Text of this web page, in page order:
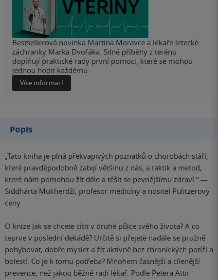
Bestsellerová novinka Martina Moravce a lékaře letecké
záchranky Marka Dvořáka. Silné příběhy z terénu
doplňují praktické rady první pomoci, které se mohou
jednou hodit každému.
Více informací
Popis
„Tato kniha je plná překvapivých poznatků o chorobách stáří,
které pravděpodobně zabijí většinu z nás, a taktik a metod,
které nám pomohou žít déle a těšit se pevnějšímu zdraví.“ —
Siddhárta Mukherdží, profesor medicíny a nositel Pulitzerovy
ceny
O knize Jak se chcete cítit v druhé půlce svého života? A co
teprve v poslední dekádě? Určitě si přejete nadále se pružně
pohybovat, dobře myslet a žít aktivně bez chronických potíží a
bolestí. Co je k tomu potřeba? Mnohem časnější a cílenější
prevence, než jakou běžně radí lékař. Podle Petera Attii